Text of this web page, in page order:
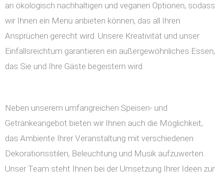
an ökologisch nachhaltigen und veganen Optionen, sodass
wir Ihnen ein Menü anbieten können, das all Ihren
Ansprüchen gerecht wird. Unsere Kreativität und unser
Einfallsreichtum garantieren ein außergewöhnliches Essen,
das Sie und Ihre Gäste begeistern wird.
Neben unserem umfangreichen Speisen- und
Getränkeangebot bieten wir Ihnen auch die Möglichkeit,
das Ambiente Ihrer Veranstaltung mit verschiedenen
Dekorationsstilen, Beleuchtung und Musik aufzuwerten.
Unser Team steht Ihnen bei der Umsetzung Ihrer Ideen zur